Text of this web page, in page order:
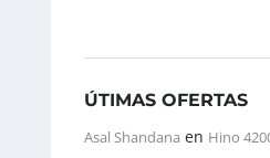
ÚTIMAS OFERTAS
Asal Shandana en Hino